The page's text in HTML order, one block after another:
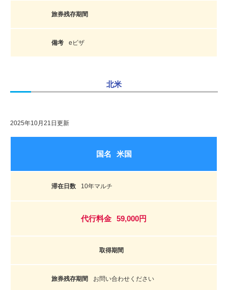
eビザ
北米
2025年10月21日更新
米国
10年マルチ
59,000円
お問い合わせください